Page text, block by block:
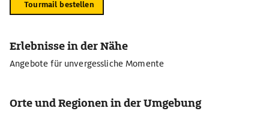
Tourmail bestellen
Erlebnisse in der Nähe
Angebote für unvergessliche Momente
Orte und Regionen in der Umgebung